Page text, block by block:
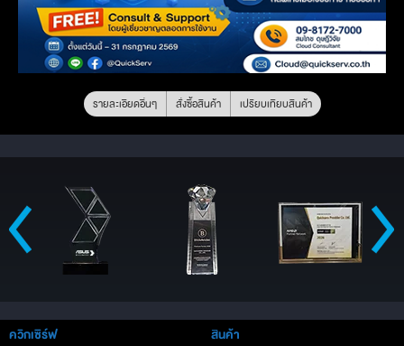
รายละเอียดอื่นๆ สั่งซื้อสินค้า เปรียบเทียบสินค้า
ควิกเซิร์ฟ สินค้า